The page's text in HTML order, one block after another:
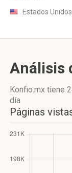
Estados
Análisis
Konfio.mx tiene
día
Páginas